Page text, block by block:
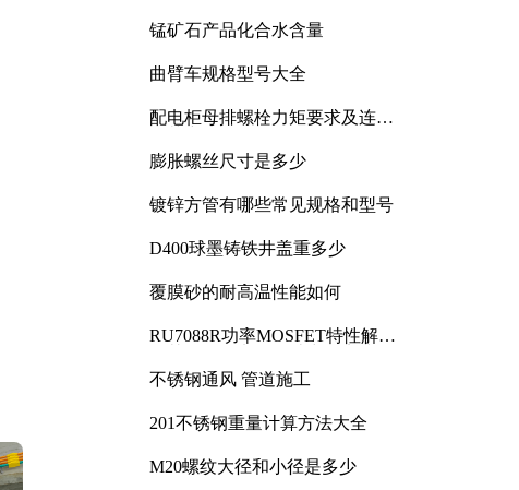
锰矿石产品化合水含量
曲臂车规格型号大全
配电柜母排螺栓力矩要求及连接
膨胀螺丝尺寸是多少
镀锌方管有哪些常见规格和型号
D400球墨铸铁井盖重多少
覆膜砂的耐高温性能如何
RU7088R功率MOSFET特性解析
不锈钢通风 管道施工
201不锈钢重量计算方法大全
M20螺纹大径和小径是多少